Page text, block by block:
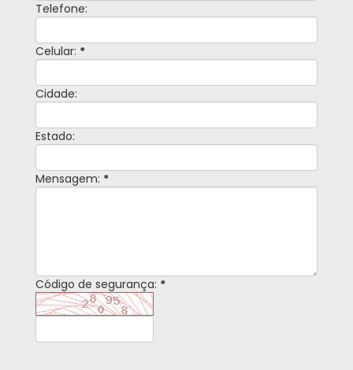
Telefone:
Celular: *
Cidade:
Estado:
Mensagem: *
Código de segurança: *